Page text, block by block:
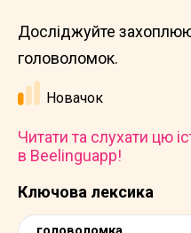
Ключова лексика
Досліджуйте
головоломок.
Новачок
Читати та слухати цю
в Beelinguapp!